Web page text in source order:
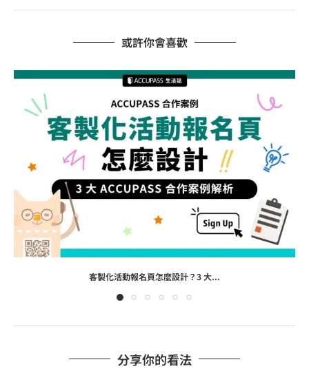
或許你會喜歡
客製化活動報名頁怎麼設計？3 大...
分享你的看法